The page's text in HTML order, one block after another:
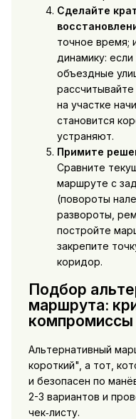
Сделайте
точное время;
динамику:
объездные
на участке
становится
устраняют.
Примите
Сравните
маршруте с
(повороты
развороты,
постройте
закрепите
коридор.
Подбор
маршрута:
компромиссы
Альтернативный
короткий", а тот,
и безопасен по
2-3 вариантов и
чек‑листу.